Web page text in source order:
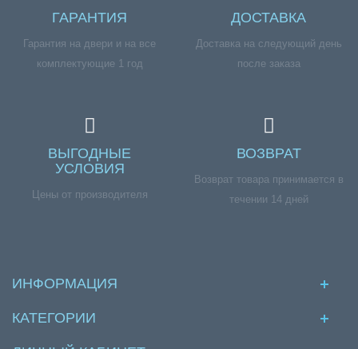
ГАРАНТИЯ
Гарантия на двери и на все
комплектующие 1 год
ДОСТАВКА
Доставка на следующий день
после заказа
ВЫГОДНЫЕ
УСЛОВИЯ
Цены от производителя
ВОЗВРАТ
Возврат товара принимается в
течении 14 дней
ИНФОРМАЦИЯ
КАТЕГОРИИ